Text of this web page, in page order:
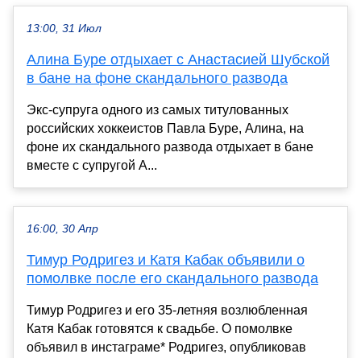
13:00, 31 Июл
Алина Буре отдыхает с Анастасией Шубской
в бане на фоне скандального развода
Экс-супруга одного из самых титулованных
российских хоккеистов Павла Буре, Алина, на
фоне их скандального развода отдыхает в бане
вместе с супругой А...
16:00, 30 Апр
Тимур Родригез и Катя Кабак объявили о
помолвке после его скандального развода
Тимур Родригез и его 35-летняя возлюбленная
Катя Кабак готовятся к свадьбе. О помолвке
объявил в инстаграме* Родригез, опубликовав